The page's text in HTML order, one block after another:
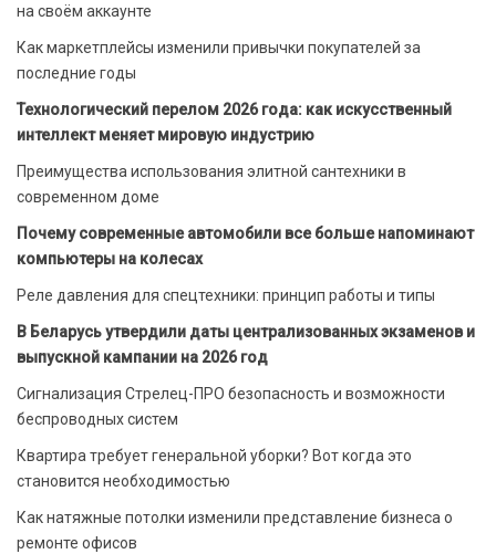
на своём аккаунте
Как маркетплейсы изменили привычки покупателей за
последние годы
Технологический перелом 2026 года: как искусственный
интеллект меняет мировую индустрию
Преимущества использования элитной сантехники в
современном доме
Почему современные автомобили все больше напоминают
компьютеры на колесах
Реле давления для спецтехники: принцип работы и типы
В Беларусь утвердили даты централизованных экзаменов и
выпускной кампании на 2026 год
Сигнализация Стрелец-ПРО безопасность и возможности
беспроводных систем
Квартира требует генеральной уборки? Вот когда это
становится необходимостью
Как натяжные потолки изменили представление бизнеса о
ремонте офисов